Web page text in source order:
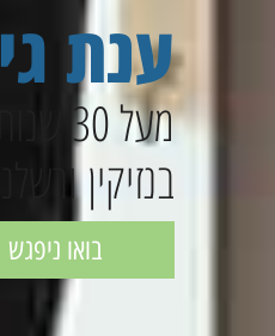
ענת
בנזיקין
בואו ניפגש